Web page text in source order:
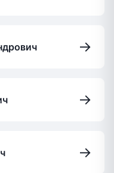
→
→
→